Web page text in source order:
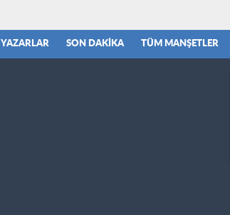
YAZARLAR SON DAKIKA TÜM MANŞETLER